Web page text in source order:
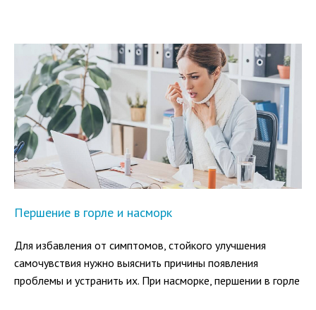
Першение в горле и насморк
Для избавления от симптомов, стойкого улучшения
самочувствия нужно выяснить причины появления
проблемы и устранить их. При насморке, першении в горле